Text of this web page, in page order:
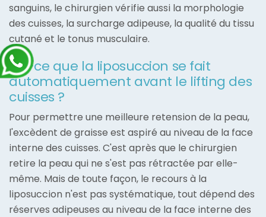
sanguins, le chirurgien vérifie aussi la morphologie
des cuisses, la surcharge adipeuse, la qualité du tissu
cutané et le tonus musculaire.
Est-ce que la liposuccion se fait
automatiquement avant le lifting des
cuisses ?
Pour permettre une meilleure retension de la peau,
l'excèdent de graisse est aspiré au niveau de la face
interne des cuisses. C'est après que le chirurgien
retire la peau qui ne s'est pas rétractée par elle-
même. Mais de toute façon, le recours à la
liposuccion n'est pas systématique, tout dépend des
réserves adipeuses au niveau de la face interne des